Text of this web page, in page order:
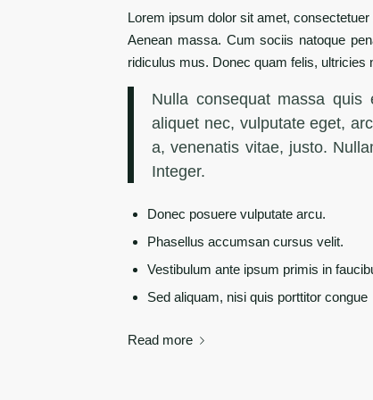
Lorem ipsum dolor sit amet,
Aenean massa. Cum sociis natoque
ridiculus mus. Donec quam felis, ultricies
Nulla consequat massa
aliquet nec, vulputate eget,
a, venenatis vitae, justo.
Integer.
Donec posuere vulputate arcu.
Phasellus accumsan cursus velit.
Vestibulum ante ipsum primis in
Sed aliquam, nisi quis porttitor congue
Read more